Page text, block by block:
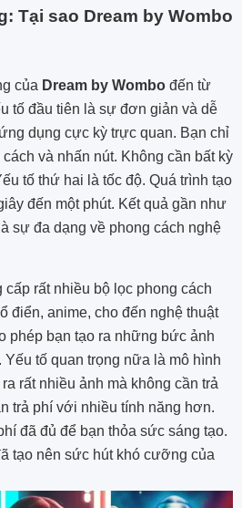
Tại sao Dream by Wombo
của Dream by Wombo đến từ
tố đầu tiên là sự đơn giản và dễ
dụng cực kỳ trực quan. Bạn chỉ
và nhấn nút. Không cần bất kỳ
tố thứ hai là tốc độ. Quá trình tạo
đến một phút. Kết quả gần như
sự đa dạng về phong cách nghệ
cấp rất nhiều bộ lọc phong cách
điển, anime, cho đến nghệ thuật
phép bạn tạo ra những bức ảnh
tố quan trọng nữa là mô hình
rất nhiều ảnh mà không cần trả
trả phí với nhiều tính năng hơn.
đã đủ để bạn thỏa sức sáng tạo.
tạo nên sức hút khó cưỡng của